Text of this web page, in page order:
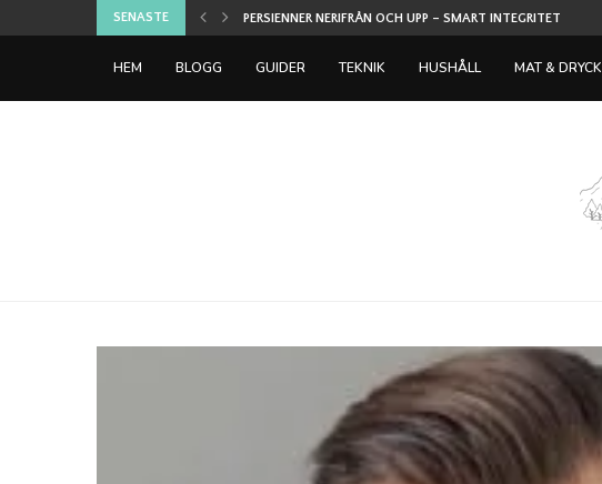
SENASTE PERSIENNER NERIFRÅN OCH UPP – SMART INTEGRITET OCH...
HEM BLOGG GUIDER TEKNIK HUSHÅLL MAT & DRYCK